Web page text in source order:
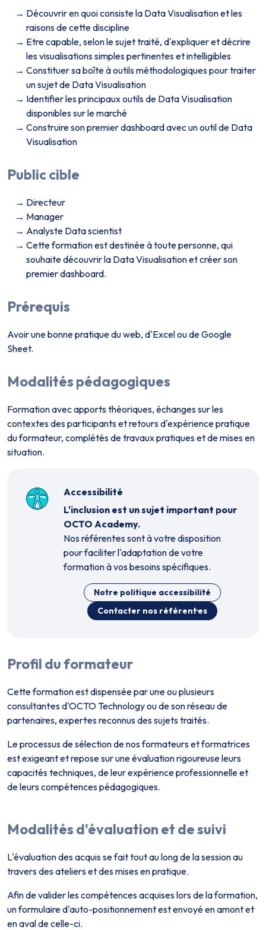
Découvrir en quoi consiste la Data Visualisation et les
raisons de cette discipline
Etre capable, selon le sujet traité, d'expliquer et décrire
les visualisations simples pertinentes et intelligibles
Constituer sa boîte à outils méthodologiques pour traiter
un sujet de Data Visualisation
Identifier les principaux outils de Data Visualisation
disponibles sur le marché
Construire son premier dashboard avec un outil de Data
Visualisation
Public cible
Directeur
Manager
Analyste Data scientist
Cette formation est destinée à toute personne, qui
souhaite découvrir la Data Visualisation et créer son
premier dashboard.
Prérequis
Avoir une bonne pratique du web, d'Excel ou de Google
Sheet.
Modalités pédagogiques
Formation avec apports théoriques, échanges sur les
contextes des participants et retours d'expérience pratique
du formateur, complétés de travaux pratiques et de mises en
situation.
Accessibilité
L'inclusion est un sujet important pour
OCTO Academy.
Nos référent·es sont à votre disposition
pour faciliter l'adaptation de votre
formation à vos besoins spécifiques.
Notre politique accessibilité
Contacter nos référent·es
Profil du formateur
Cette formation est dispensée par un·e ou plusieurs
consultant·es d'OCTO Technology ou de son réseau de
partenaires, expert·es reconnus des sujets traités.
Le processus de sélection de nos formateurs et formatrices
est exigeant et repose sur une évaluation rigoureuse leurs
capacités techniques, de leur expérience professionnelle et
de leurs compétences pédagogiques.
Modalités d'évaluation et de suivi
L'évaluation des acquis se fait tout au long de la session au
travers des ateliers et des mises en pratique.
Afin de valider les compétences acquises lors de la formation,
un formulaire d'auto-positionnement est envoyé en amont et
en aval de celle-ci.